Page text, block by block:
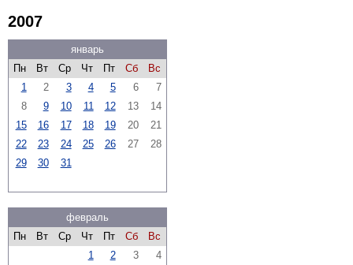
2007
январь
Пн
Вт Ср Чт Пт Сб
Вс
1
2 3 4 5 6
7
8
9 10 11 12 13
14
15
16 17 18 19 20
21
22
23 24 25 26 27
28
29
30 31
февраль
Пн
Вт Ср Чт Пт Сб
Вс
1
2 3
4